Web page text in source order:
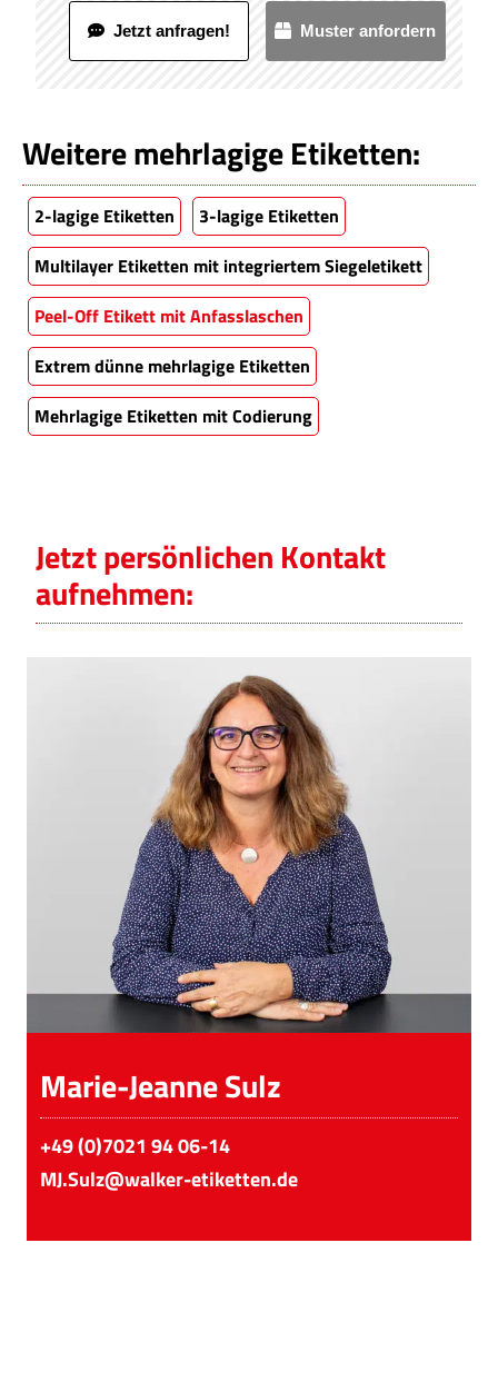
Jetzt anfragen! Muster anfordern
Weitere mehrlagige Etiketten:
2-lagige Etiketten
3-lagige Etiketten
Multilayer Etiketten mit integriertem Siegeletikett
Peel-Off Etikett mit Anfasslaschen
Extrem dünne mehrlagige Etiketten
Mehrlagige Etiketten mit Codierung
Jetzt persönlichen Kontakt
aufnehmen:
Marie-Jeanne Sulz
+49 (0)7021 94 06-14
MJ.Sulz@walker-etiketten.de